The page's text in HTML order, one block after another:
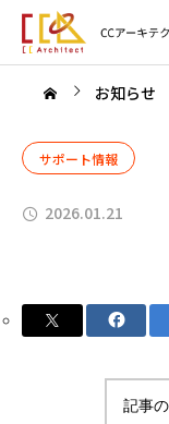
お知らせ
サポート情報
2026.01.21
記事